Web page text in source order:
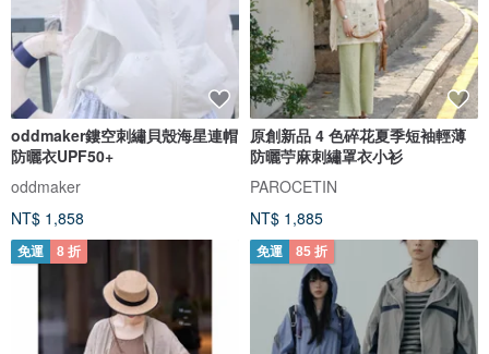
oddmaker鏤空刺繡貝殼海星連帽
防曬衣UPF50+
oddmaker
NT$ 1,858
原創新品 4 色碎花夏季短袖輕薄
防曬苧麻刺繡罩衣小衫
PAROCETIN
NT$ 1,885
免運 8 折 免運 85 折